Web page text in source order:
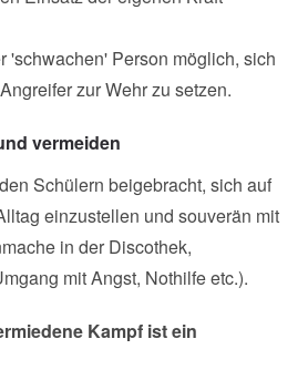
'schwachen' Person möglich, sich
zur Wehr zu setzen.
vermeiden
Schülern beigebracht, sich auf
einzustellen und souverän mit
in der Discothek,
mit Angst, Nothilfe etc.).
Kampf ist ein